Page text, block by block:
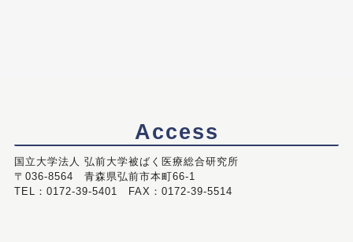
Access
国立大学法人 弘前大学被ばく医療総合研究所
〒036-8564 青森県弘前市本町66-1
TEL：0172-39-5401 FAX：0172-39-5514